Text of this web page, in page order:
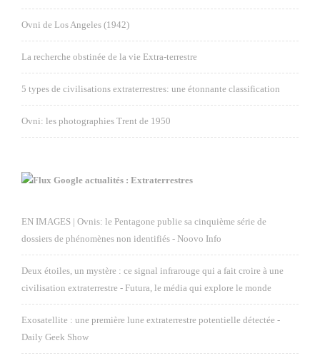
Ovni de Los Angeles (1942)
La recherche obstinée de la vie Extra-terrestre
5 types de civilisations extraterrestres: une étonnante classification
Ovni: les photographies Trent de 1950
Google actualités : Extraterrestres
EN IMAGES | Ovnis: le Pentagone publie sa cinquième série de
dossiers de phénomènes non identifiés - Noovo Info
Deux étoiles, un mystère : ce signal infrarouge qui a fait croire à une
civilisation extraterrestre - Futura, le média qui explore le monde
Exosatellite : une première lune extraterrestre potentielle détectée -
Daily Geek Show